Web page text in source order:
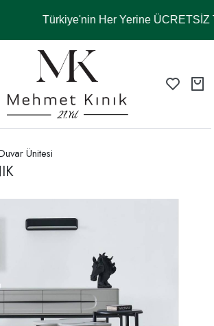
Türkiye'nin Her Yerine ÜCRETSİZ
Ünitesi